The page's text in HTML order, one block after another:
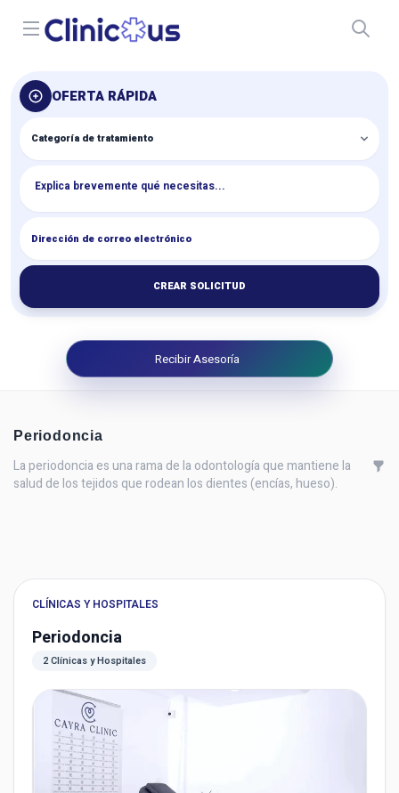
Open menu
OFERTA RÁPIDA
CREAR SOLICITUD
Recibir Asesoría
Periodoncia
La periodoncia es una rama de la odontología que mantiene la
salud de los tejidos que rodean los dientes (encías, hueso).
CLÍNICAS Y HOSPITALES
Periodoncia
2 Clínicas y Hospitales